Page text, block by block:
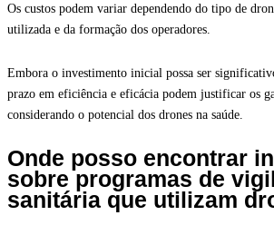
Os custos podem variar dependendo do tipo de
utilizada e da formação dos operadores.
Embora o investimento inicial possa ser
prazo em eficiência e eficácia podem justificar os
considerando o potencial dos drones na saúde.
Onde posso encontrar
sobre programas de
sanitária que utilizam